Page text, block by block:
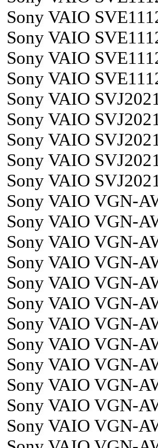
Sony VAIO
Sony VAIO
Sony VAIO
Sony VAIO
Sony VAIO
Sony VAIO
Sony VAIO
Sony VAIO
Sony VAIO
Sony VAIO VGN-
Sony VAIO VGN-
Sony VAIO VGN-
Sony VAIO VGN-
Sony VAIO VGN-
Sony VAIO VGN-
Sony VAIO VGN-
Sony VAIO VGN-
Sony VAIO VGN-
Sony VAIO VGN-
Sony VAIO VGN-
Sony VAIO VGN-